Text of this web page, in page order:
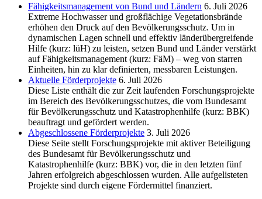
Fähigkeitsmanagement von Bund und Ländern 6. Juli 2026
Extreme Hochwasser und großflächige Vegetationsbrände
erhöhen den Druck auf den Bevölkerungsschutz. Um in
dynamischen Lagen schnell und effektiv länderübergreifende
Hilfe (kurz: lüH) zu leisten, setzen Bund und Länder verstärkt
auf Fähigkeitsmanagement (kurz: FäM) – weg von starren
Einheiten, hin zu klar definierten, messbaren Leistungen.
Aktuelle Förderprojekte 6. Juli 2026
Diese Liste enthält die zur Zeit laufenden Forschungsprojekte
im Bereich des Be­völkerungs­schutzes, die vom Bundesamt
für Bevölkerungsschutz und Katastrophenhilfe (kurz: BBK)
beauftragt und gefördert werden.
Abgeschlos­sene Förderprojekte 3. Juli 2026
Diese Seite stellt Forschungsprojekte mit aktiver Beteiligung
des Bundesamt für Bevölkerungsschutz und
Katastrophenhilfe (kurz: BBK) vor, die in den letzten fünf
Jahren erfolgreich abgeschlossen wurden. Alle aufgelisteten
Projekte sind durch eigene Fördermittel finanziert.